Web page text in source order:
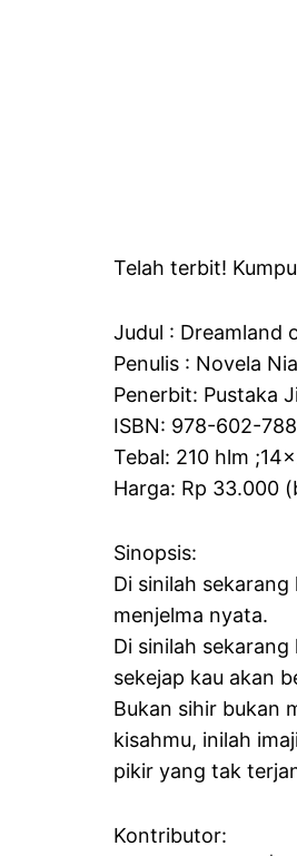
Telah terbit!
Judul : Dreamland
Penulis : Novela
Penerbit: Pustaka
ISBN: 978-602-
Tebal: 210 hlm
Harga: Rp 33.000
Sinopsis:
Di sinilah
menjelma nyata.
Di sinilah
sekejap kau akan
Bukan sihir bukan
kisahmu, inilah
pikir yang tak
Kontributor: